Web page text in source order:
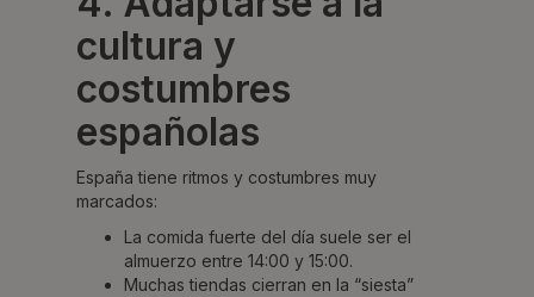
cultura y
costumbres
españolas
España tiene ritmos y costumbres muy
marcados:
La comida fuerte del día suele ser el
almuerzo entre 14:00 y 15:00.
Muchas tiendas cierran en la “siesta”